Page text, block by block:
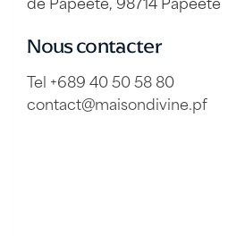
Nous contacter
Tel +689 40 50 58 80
contact@maisondivine.pf